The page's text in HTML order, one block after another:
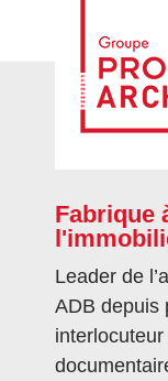
Fabrique
Leader de
ADB depuis